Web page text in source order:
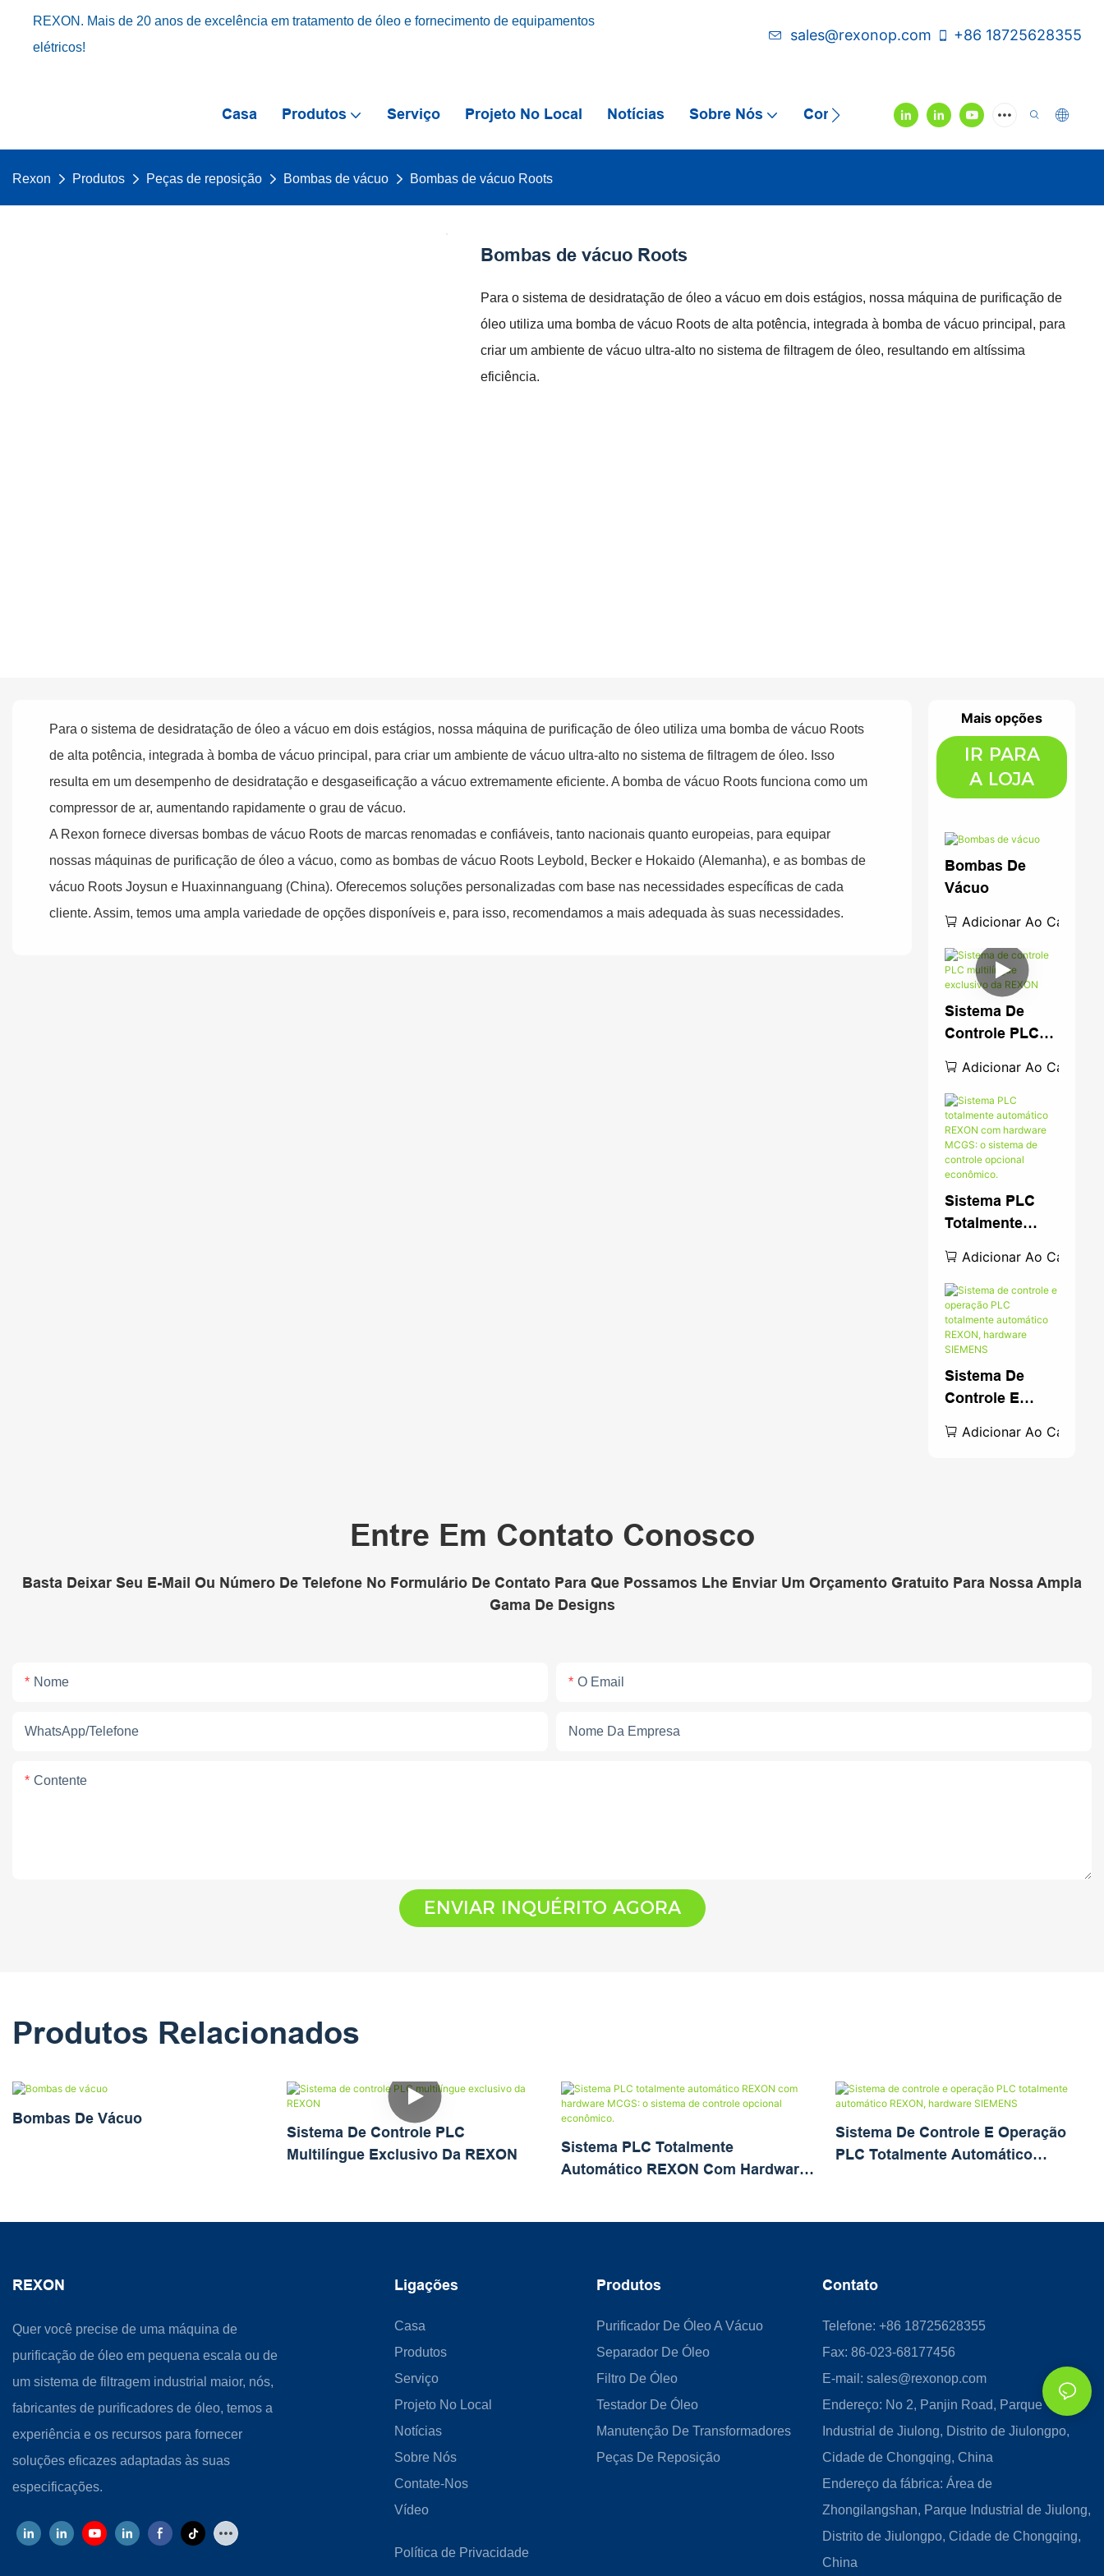
REXON. Mais de 20 anos de excelência em tratamento de óleo e fornecimento de equipamentos
elétricos!
sales@rexonop.com +86 18725628355
Casa Produtos Serviço Projeto No Local Notícias Sobre Nós Contate-Nos Vídeo
Rexon Produtos Peças de reposição Bombas de vácuo Bombas de vácuo Roots
Bombas de vácuo Roots
Para o sistema de desidratação de óleo a vácuo em dois estágios, nossa máquina de purificação de
óleo utiliza uma bomba de vácuo Roots de alta potência, integrada à bomba de vácuo principal, para
criar um ambiente de vácuo ultra-alto no sistema de filtragem de óleo, resultando em altíssima
eficiência.
Mais opções
IR PARA
A LOJA
Bombas De
Vácuo
Adicionar Ao Carrinho
Sistema De
Controle PLC
Exclusivo Da
REXON
Adicionar Ao Carrinho
Sistema PLC
Totalmente
REXON Com
Hardware
MCGS: O
Sistema De
Controle
Opcional
Econômico.
Adicionar Ao Carrinho
Sistema De
Controle E
Totalmente
Adicionar Ao Carrinho
Para o sistema de desidratação de óleo a vácuo em dois estágios, nossa máquina de purificação de óleo utiliza uma bomba de vácuo Roots
de alta potência, integrada à bomba de vácuo principal, para criar um ambiente de vácuo ultra-alto no sistema de filtragem de óleo. Isso
resulta em um desempenho de desidratação e desgaseificação a vácuo extremamente eficiente. A bomba de vácuo Roots funciona como um
compressor de ar, aumentando rapidamente o grau de vácuo.
A Rexon fornece diversas bombas de vácuo Roots de marcas renomadas e confiáveis, tanto nacionais quanto europeias, para equipar
nossas máquinas de purificação de óleo a vácuo, como as bombas de vácuo Roots Leybold, Becker e Hokaido (Alemanha), e as bombas de
vácuo Roots Joysun e Huaxinnanguang (China). Oferecemos soluções personalizadas com base nas necessidades específicas de cada
cliente. Assim, temos uma ampla variedade de opções disponíveis e, para isso, recomendamos a mais adequada às suas necessidades.
Entre Em Contato Conosco
Basta Deixar Seu E-Mail Ou Número De Telefone No Formulário De Contato Para Que Possamos Lhe Enviar Um Orçamento Gratuito Para Nossa Ampla
Gama De Designs
Nome O Email
WhatsApp/telefone Nome Da Empresa
Contente
ENVIAR INQUÉRITO AGORA
Produtos Relacionados
Bombas De Vácuo
Sistema De Controle PLC
Multilíngue Exclusivo Da REXON
Sistema PLC Totalmente
Automático REXON Com Hardware
Sistema De Controle E Operação
PLC Totalmente Automático
REXON
Quer você precise de uma máquina de
purificação de óleo em pequena escala ou de
um sistema de filtragem industrial maior, nós,
fabricantes de purificadores de óleo, temos a
experiência e os recursos para fornecer
soluções eficazes adaptadas às suas
especificações.
Ligações
Casa
Produtos
Serviço
Projeto No Local
Notícias
Sobre Nós
Contate-Nos
Vídeo
Política de Privacidade
Produtos
Purificador De Óleo A Vácuo
Separador De Óleo
Filtro De Óleo
Testador De Óleo
Manutenção De Transformadores
Peças De Reposição
Contato
Telefone: +86 18725628355
Fax: 86-023-68177456
E-mail: sales@rexonop.com
Endereço: No 2, Panjin Road, Parque
Industrial de Jiulong, Distrito de Jiulongpo,
Cidade de Chongqing, China
Endereço da fábrica: Área de
Zhongilangshan, Parque Industrial de Jiulong,
Distrito de Jiulongpo, Cidade de Chongqing,
China